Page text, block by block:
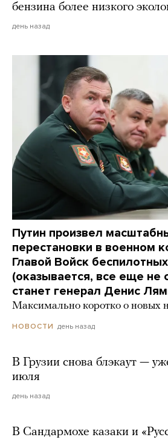
бензина более низкого
день назад
Путин произвел
перестановки в военном
Главой Войск
(оказывается, все еще не
станет генерал Денис
Максимально коротко о новых
НОВОСТИ день назад
В Грузии снова блэкаут —
июля
день назад
В Сандармохе казаки и